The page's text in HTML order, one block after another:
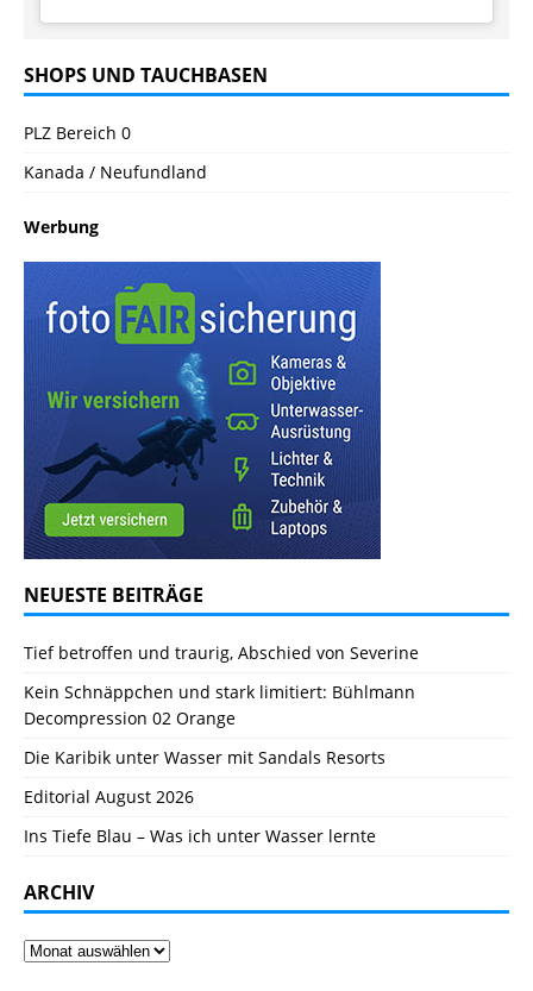
SHOPS UND TAUCHBASEN
PLZ Bereich 0
Kanada / Neufundland
Werbung
NEUESTE BEITRÄGE
Tief betroffen und traurig, Abschied von Severine
Kein Schnäppchen und stark limitiert: Bühlmann
Decompression 02 Orange
Die Karibik unter Wasser mit Sandals Resorts
Editorial August 2026
Ins Tiefe Blau – Was ich unter Wasser lernte
ARCHIV